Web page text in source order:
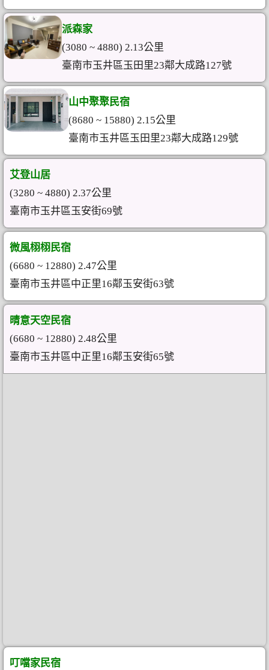
派森家
(3080 ~ 4880) 2.13公里
臺南市玉井區玉田里23鄰大成路127號
山中聚聚民宿
(8680 ~ 15880) 2.15公里
臺南市玉井區玉田里23鄰大成路129號
艾登山居
(3280 ~ 4880) 2.37公里
臺南市玉井區玉安街69號
微風栩栩民宿
(6680 ~ 12880) 2.47公里
臺南市玉井區中正里16鄰玉安街63號
晴意天空民宿
(6680 ~ 12880) 2.48公里
臺南市玉井區中正里16鄰玉安街65號
叮噹家民宿